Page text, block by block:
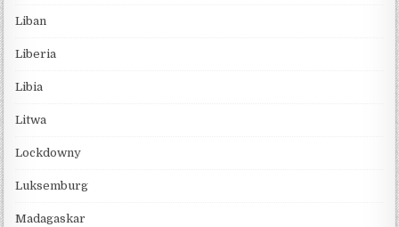
Liban
Liberia
Libia
Litwa
Lockdowny
Luksemburg
Madagaskar